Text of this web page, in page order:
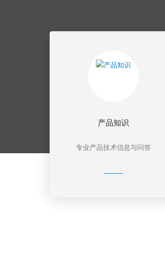
产品知识
专业产品技术信息与问答